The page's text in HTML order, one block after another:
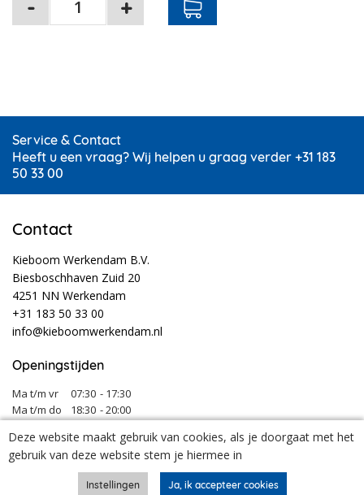
Deze website maakt gebruik van cookies, als je doorgaat met het
gebruik van deze website stem je hiermee in
Service & Contact
Heeft u een vraag? Wij helpen u graag verder +31 183
50 33 00
Contact
Kieboom Werkendam B.V.
Biesboschhaven Zuid 20
4251 NN Werkendam
+31 183 50 33 00
info@kieboomwerkendam.nl
Openingstijden
Ma t/m vr 07:30 - 17:30
Ma t/m do
18:30 - 20:00
Tijdens vakanties en feestdagen kunnen onze openingstijden afwijken.